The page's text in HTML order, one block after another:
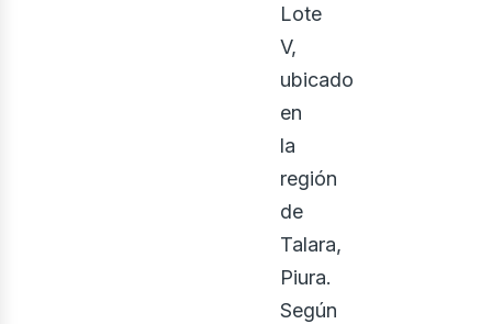
Lote
V,
ubicado
en
la
región
de
Talara,
Piura.
Según